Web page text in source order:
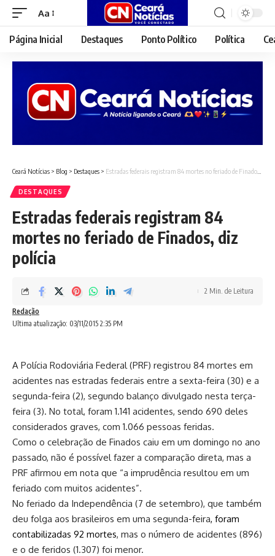
Font
Resizer
Aa
Página Inicial Destaques Ponto Político Política
Ceará Notícias > Blog > Destaques > Estradas federais registram 84 mortes no feriado de Finados, diz polícia
DESTAQUES
Estradas federais registram 84
mortes no feriado de Finados, diz
polícia
Ultima atualização: 03/11/2015 2:35 PM
Redação
2 Min. de Leitura
A Polícia Rodoviária Federal (PRF) registrou 84 mortes em
acidentes nas estradas federais entre a sexta-feira (30) e a
segunda-feira (2), segundo balanço divulgado nesta terça-
feira (3). No total, foram 1.141 acidentes, sendo 690 deles
considerados graves, com 1.066 pessoas feridas.
Como o celebração de Finados caiu em um domingo no ano
passado, não é possível fazer a comparação direta, mas a
PRF afirmou em nota que “a imprudência resultou em um
feriado com muitos acidentes”.
No feriado da Independência (7 de setembro), que também
deu folga aos brasileiros em uma segunda-feira, foram
contabilizadas 92 mortes, mas o número de acidentes (896)
e o de feridos (1.307) foi menor.